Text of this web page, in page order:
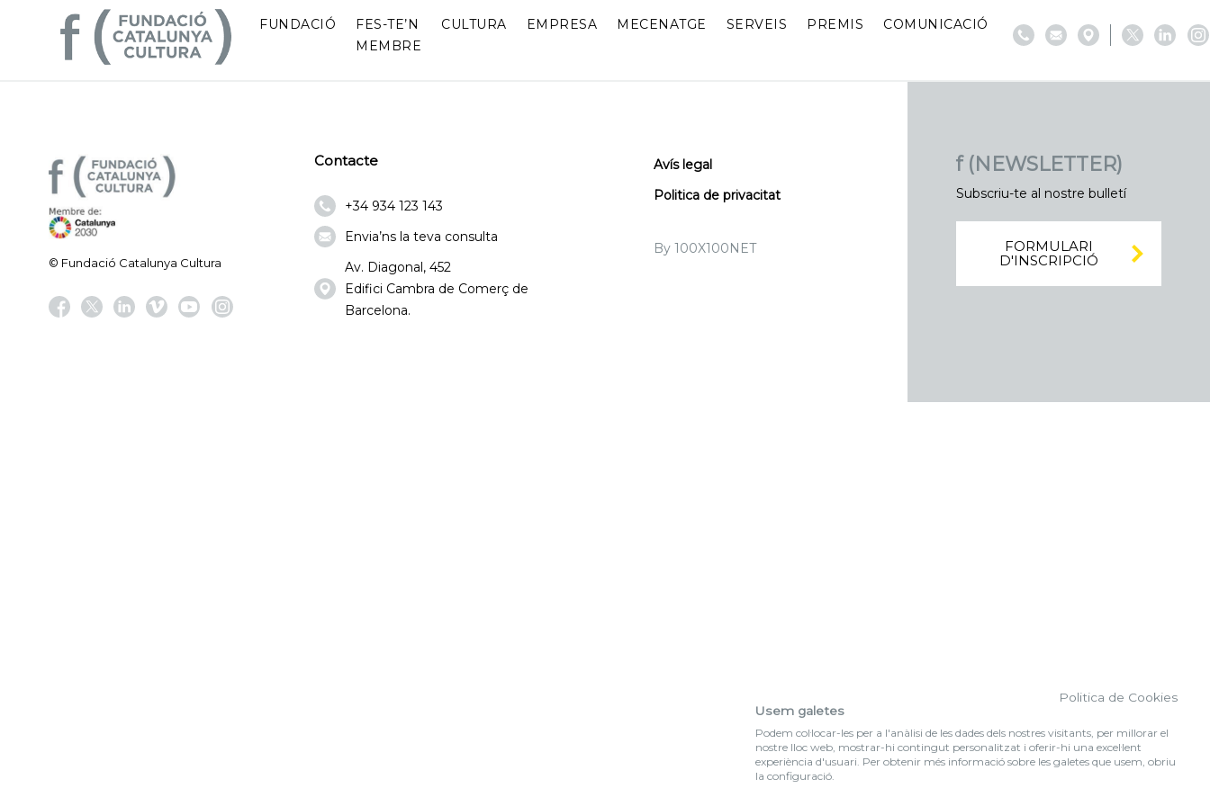
FUNDACIÓ
FES-TE’N
MEMBRE
CULTURA EMPRESA MECENATGE SERVEIS PREMIS COMUNICACIÓ
© Fundació Catalunya Cultura
Contacte
+34 934 123 143
Envia’ns la teva consulta
Av. Diagonal, 452
Edifici Cambra de Comerç de
Barcelona.
Avís legal
Politica de privacitat
By 100X100NET
f (NEWSLETTER)
Subscriu-te al nostre bulletí
FORMULARI
D'INSCRIPCIÓ
Politica de Cookies
Usem galetes
Podem col·locar-les per a l'anàlisi de les dades dels nostres visitants, per millorar el
nostre lloc web, mostrar-hi contingut personalitzat i oferir-hi una excel·lent
experiència d'usuari. Per obtenir més informació sobre les galetes que usem, obriu
la configuració.